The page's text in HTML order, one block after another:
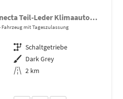
1.0 DIG-T 114PS N-Connecta Teil-Leder Klimaautomatik PDC v+h Rückf.Kamera Bluetooth Touchscreen Apple CarPlay Android Auto 17"LM
Fahrzeug mit Tageszulassung
Getriebe Schaltgetriebe
Außenfarbe Dark Grey
Kilometerstand 2 km